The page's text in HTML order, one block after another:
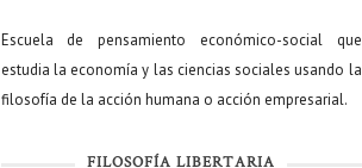
Escuela de pensamiento económico-social que
estudia la economía y las ciencias sociales usando la
filosofía de la acción humana o acción empresarial.
FILOSOFÍA LIBERTARIA